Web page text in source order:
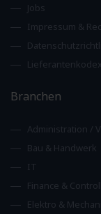
Jobs
Impressum &
Lieferantenkodex
Branchen
Administration /
Bau & Handwerk
IT
Finance &
Elektro &